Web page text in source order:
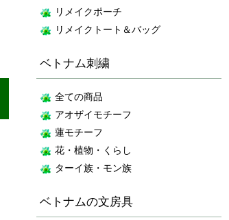
リメイクポーチ
リメイクトート＆バッグ
ベトナム刺繍
全ての商品
アオザイモチーフ
蓮モチーフ
花・植物・くらし
ターイ族・モン族
ベトナムの文房具